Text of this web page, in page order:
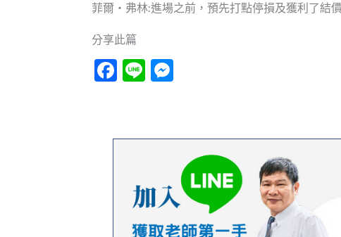
菲爾‧弗林:進場之前，預先打點停損及獲利了結
分享此篇
Facebook
Line